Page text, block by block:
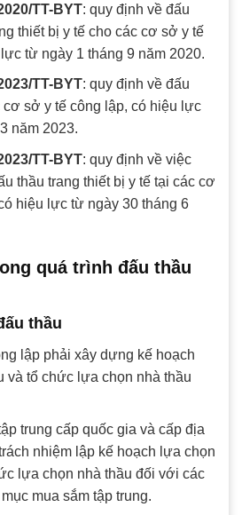
TT-BYT: quy định về đấu
thiết bị y tế cho các cơ sở y tế
từ ngày 1 tháng 9 năm 2020.
TT-BYT: quy định về đấu
cơ sở y tế công lập, có hiệu lực
năm 2023.
TT-BYT: quy định về việc
thầu trang thiết bị y tế tại các cơ
hiệu lực từ ngày 30 tháng 6
quá trình đấu thầu
thầu
lập phải xây dựng kế hoạch
và tổ chức lựa chọn nhà thầu
trung cấp quốc gia và cấp địa
nhiệm lập kế hoạch lựa chọn
lựa chọn nhà thầu đối với các
mua sắm tập trung.